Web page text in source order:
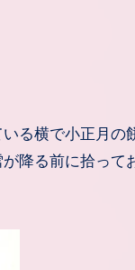
降る前に拾って